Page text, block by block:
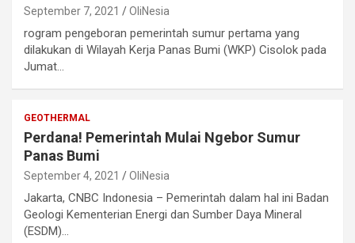
September 7, 2021 OliNesia
rogram pengeboran pemerintah sumur pertama yang
dilakukan di Wilayah Kerja Panas Bumi (WKP) Cisolok pada
Jumat…
GEOTHERMAL
Perdana! Pemerintah Mulai Ngebor Sumur
Panas Bumi
September 4, 2021 OliNesia
Jakarta, CNBC Indonesia – Pemerintah dalam hal ini Badan
Geologi Kementerian Energi dan Sumber Daya Mineral
(ESDM)…